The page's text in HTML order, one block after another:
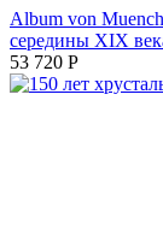
Album von
середины XIX
53 720 Р